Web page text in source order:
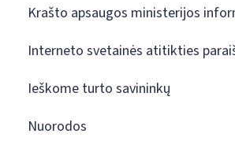
Krašto apsaugos ministerijos
Interneto svetainės atitikties
Ieškome turto savininkų
Nuorodos